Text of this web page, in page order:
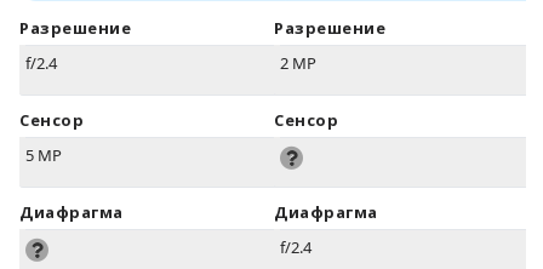
Разрешение
f/2.4
Сенсор
5 MP
Диафрагма
Разрешение
2 MP
Сенсор
Диафрагма
f/2.4